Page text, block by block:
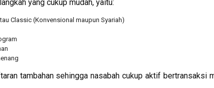
yang cukup mudah, yaitu:
Classic (Konvensional maupun Syariah)
tambahan sehingga nasabah cukup aktif bertransaksi